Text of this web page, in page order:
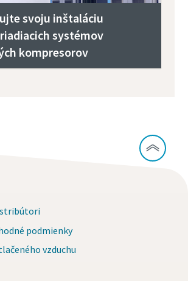
svoju inštaláciu
systémov
kompresorov
podmienky
vzduchu